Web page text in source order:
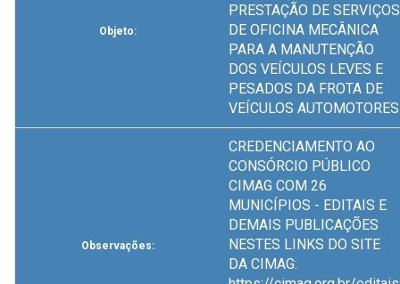
Objeto:
PRESTAÇÃO DE SERVIÇOS
DE OFICINA MECÂNICA
PARA A MANUTENÇÃO
DOS VEÍCULOS LEVES E
PESADOS DA FROTA DE
VEÍCULOS AUTOMOTORES
Observações:
CREDENCIAMENTO AO
CONSÓRCIO PÚBLICO
CIMAG COM 26
MUNICÍPIOS - EDITAIS E
DEMAIS PUBLICAÇÕES
NESTES LINKS DO SITE
DA CIMAG: